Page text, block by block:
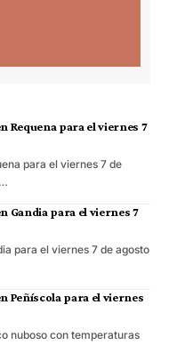
Requena para el viernes 7
para el viernes 7 de
Gandia para el viernes 7
para el viernes 7 de agosto
Peñíscola para el viernes
nuboso con temperaturas